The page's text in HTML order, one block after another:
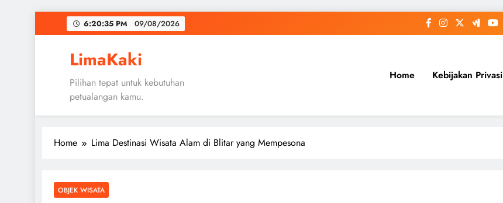
to
6:20:35 PM 09/08/2026
LimaKaki
Pilihan tepat untuk kebutuhan
petualangan kamu.
Home Kebijakan Privasi
Home Lima Destinasi Wisata Alam di Blitar yang Mempesona
OBJEK WISATA